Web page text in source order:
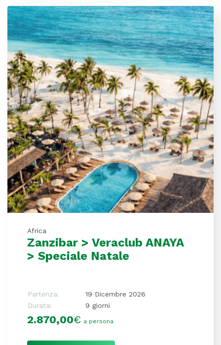
Africa
Zanzibar > Veraclub ANAYA
> Speciale Natale
Partenza:
19 Dicembre 2026
Durata:
9 giorni
2.870,00€ a persona